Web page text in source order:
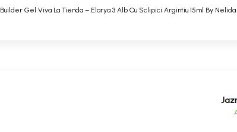
Builder Gel Viva La Tienda – Elarya 3 Alb Cu Sclipici Argintiu 15ml By